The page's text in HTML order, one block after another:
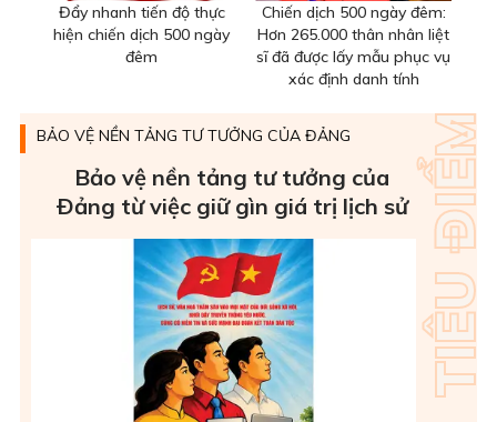
Đẩy nhanh tiến độ thực
hiện chiến dịch 500 ngày
đêm
Chiến dịch 500 ngày đêm:
Hơn 265.000 thân nhân liệt
sĩ đã được lấy mẫu phục vụ
xác định danh tính
BẢO VỆ NỀN TẢNG TƯ TƯỞNG CỦA ĐẢNG
Bảo vệ nền tảng tư tưởng của
Ðảng từ việc giữ gìn giá trị lịch sử